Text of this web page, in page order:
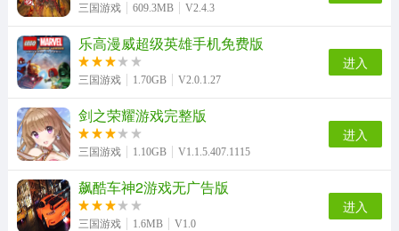
速度与激情8最新版 放逐之地冒险手游无广告版 时空猎人3游戏无广告版
超级猫里奥手机免费版 跑酷小王子安卓免费版
双人赛车3d安卓版
三国游戏 609.3MB V2.4.3
乐高漫威超级英雄手机免费版
三国游戏 1.70GB V2.0.1.27
进入
剑之荣耀游戏完整版
三国游戏 1.10GB V1.1.5.407.1115
进入
飙酷车神2游戏无广告版
三国游戏 1.6MB V1.0
进入